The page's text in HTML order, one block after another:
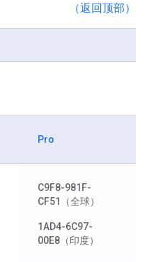
（返回顶部）
Pro
C9F8-981F-
CF51
（全球）
1AD4-6C97-
00E8 （印度）